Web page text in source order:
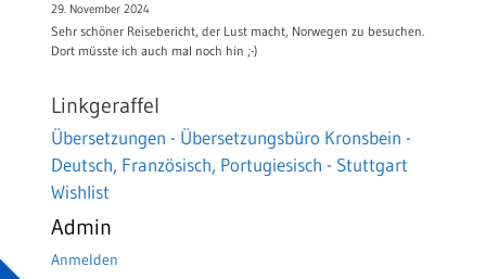
29. November 2024
Sehr schöner Reisebericht, der Lust macht, Norwegen zu besuchen.
Dort müsste ich auch mal noch hin ;-)
Linkgeraffel
Übersetzungen - Übersetzungsbüro Kronsbein -
Deutsch, Französisch, Portugiesisch - Stuttgart
Wishlist
Admin
Anmelden